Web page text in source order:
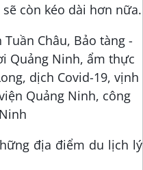
còn kéo dài hơn nữa.
địa điểm du lịch lý